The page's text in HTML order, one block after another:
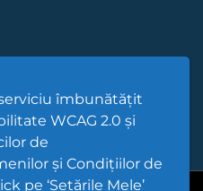
îmbunătățit
WCAG 2.0 și
de
și Condițiilor de
pe ‘Setările Mele’